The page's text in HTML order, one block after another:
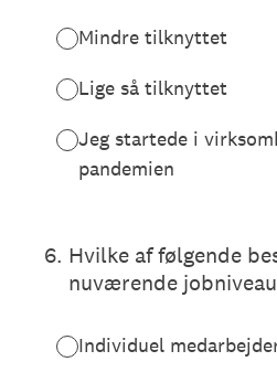
Mindre tilknyttet
Lige så tilknyttet
Jeg startede i
pandemien
6. Hvilke af følgende
nuværende
Individuel